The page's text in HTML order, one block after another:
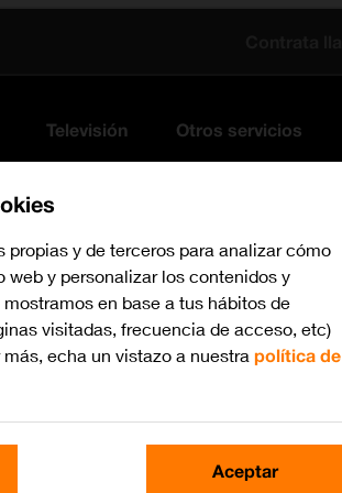
Televisión Otros servicios
propias y de terceros para analizar cómo
web y personalizar los contenidos y
en base a tus hábitos de
visitadas, frecuencia de acceso, etc)
echa un vistazo a nuestra política de
Aceptar